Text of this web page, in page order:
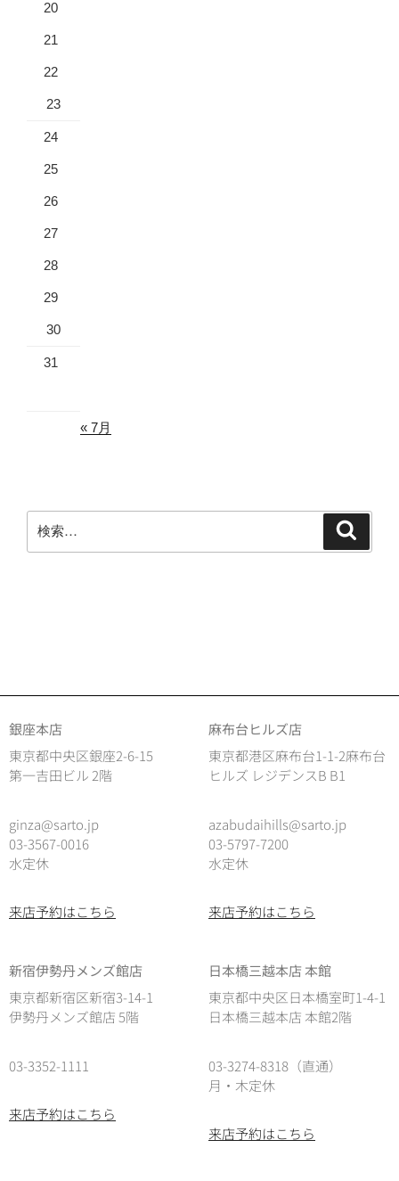
20
21
22
23
24
25
26
27
28
29
30
31
« 7月
銀座本店
東京都中央区銀座2-6-15
第一吉田ビル 2階
ginza@sarto.jp
03-3567-0016
水定休
来店予約はこちら
麻布台ヒルズ店
東京都港区麻布台1-1-2麻布台
ヒルズ レジデンスB B1
azabudaihills@sarto.jp
03-5797-7200
水定休
来店予約はこちら
新宿伊勢丹メンズ館店
東京都新宿区新宿3-14-1
伊勢丹メンズ館店 5階
03-3352-1111
来店予約はこちら
日本橋三越本店 本館
東京都中央区日本橋室町1-4-1
日本橋三越本店 本館2階
03-3274-8318（直通）
月・木定休
来店予約はこちら